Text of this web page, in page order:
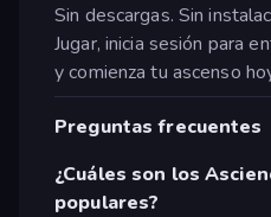
Sin descargas. Sin
Jugar, inicia sesión para
y comienza tu ascenso
Preguntas frecuentes
¿Cuáles son los
populares?